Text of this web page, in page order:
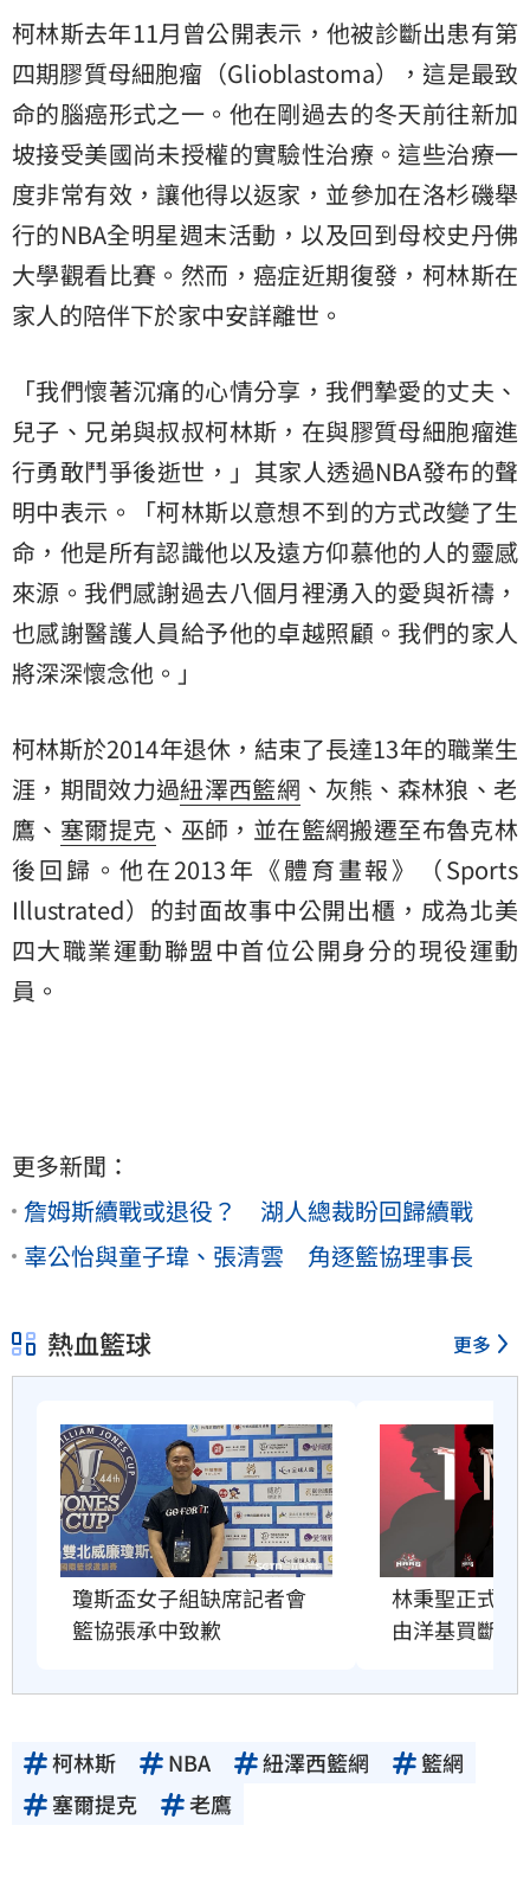
柯林斯去年11月曾公開表示，他被診斷出患有第
四期膠質母細胞瘤（Glioblastoma），這是最致
命的腦癌形式之一。他在剛過去的冬天前往新加
坡接受美國尚未授權的實驗性治療。這些治療一
度非常有效，讓他得以返家，並參加在洛杉磯舉
行的NBA全明星週末活動，以及回到母校史丹佛
大學觀看比賽。然而，癌症近期復發，柯林斯在
家人的陪伴下於家中安詳離世。
「我們懷著沉痛的心情分享，我們摯愛的丈夫、
兒子、兄弟與叔叔柯林斯，在與膠質母細胞瘤進
行勇敢鬥爭後逝世，」其家人透過NBA發布的聲
明中表示。「柯林斯以意想不到的方式改變了生
命，他是所有認識他以及遠方仰慕他的人的靈感
來源。我們感謝過去八個月裡湧入的愛與祈禱，
也感謝醫護人員給予他的卓越照顧。我們的家人
將深深懷念他。」
柯林斯於2014年退休，結束了長達13年的職業生
涯，期間效力過紐澤西籃網 、灰熊、森林狼、 老
鷹 、 塞爾提克 、巫師，並在籃網搬遷至布魯克林
後回歸。他在2013年《體育畫報》（Sports
Illustrated）的封面故事中公開出櫃，成為北美
四大職業運動聯盟中首位公開身分的現役運動
員。
更多新聞：
詹姆斯續戰或退役？ 湖人總裁盼回歸續戰
辜公怡與童子瑋、張清雲 角逐籃協理事長
熱血籃球 更多
瓊斯盃女子組缺席記者會
籃協張承中致歉
林秉聖正式告
由洋基買斷合
柯林斯 NBA 紐澤西籃網
籃網
塞爾提克
老鷹